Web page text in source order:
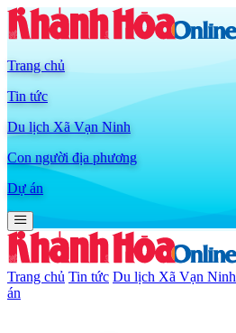
Trang chủ
Tin tức
Du lịch Xã Vạn Ninh
Con người địa phương
Dự án
Trang chủ Tin tức Du lịch Xã Vạn Ninh
án